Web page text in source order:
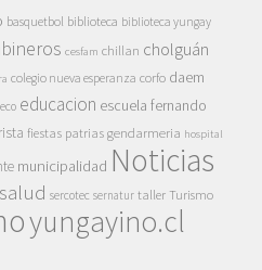
basquetbol biblioteca biblioteca yungay
cesfam chillan cholguán
colegio nueva esperanza corfo daem
educacion escuela fernando
fiestas patrias gendarmeria hospital
municipalidad Noticias
salud sercotec sernatur taller Turismo
yungayino.cl